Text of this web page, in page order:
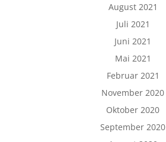
August 2021
Juli 2021
Juni 2021
Mai 2021
Februar 2021
November 2020
Oktober 2020
September 2020